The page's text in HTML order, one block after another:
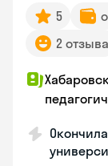
5
2 отзыва